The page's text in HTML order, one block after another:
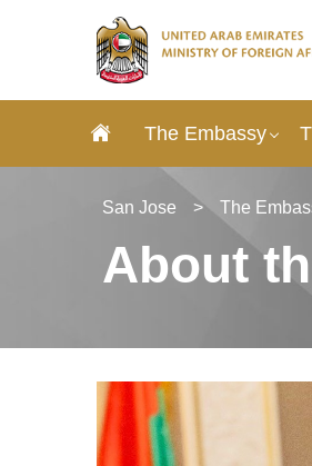
The Embassy
San Jose > The
About